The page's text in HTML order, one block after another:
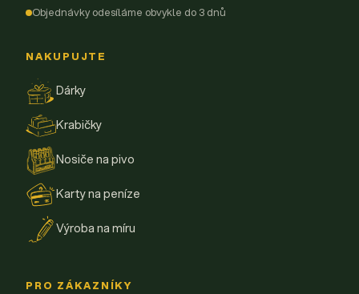
Objednávky odesíláme obvykle do 3 dnů
NAKUPUJTE
Dárky
Krabičky
Nosiče na pivo
Karty na peníze
Výroba na míru
PRO ZÁKAZNÍKY